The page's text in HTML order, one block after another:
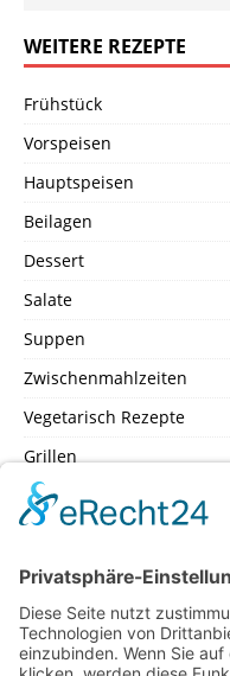
WEITERE REZEPTE
Frühstück
Vorspeisen
Hauptspeisen
Beilagen
Dessert
Salate
Suppen
Zwischenmahlzeiten
Vegetarisch Rezepte
Grillen
SEITEN
Datenschutz
Impressum
Inhaltsverzeichniss